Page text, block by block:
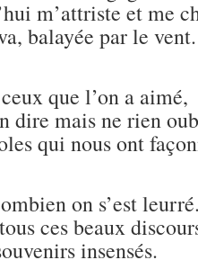
m’attriste et me
balayée par le vent.
que l’on a aimé,
dire mais ne rien
qui nous ont
on s’est
ces beaux
insensés.